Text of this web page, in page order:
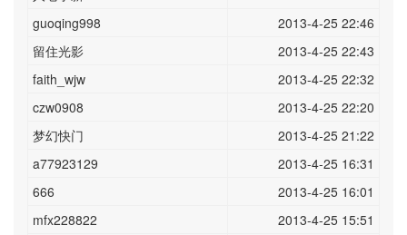
guoqing998
2013-4-25 22:46
留住光影
2013-4-25 22:43
faith_wjw
2013-4-25 22:32
czw0908
2013-4-25 22:20
梦幻快门
2013-4-25 21:22
a77923129
2013-4-25 16:31
666
2013-4-25 16:01
mfx228822
2013-4-25 15:51